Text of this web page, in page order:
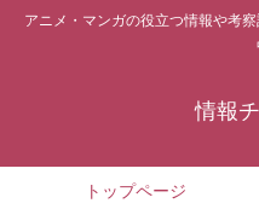
アニメ・マンガの役立つ情報や考
情報
トップページ